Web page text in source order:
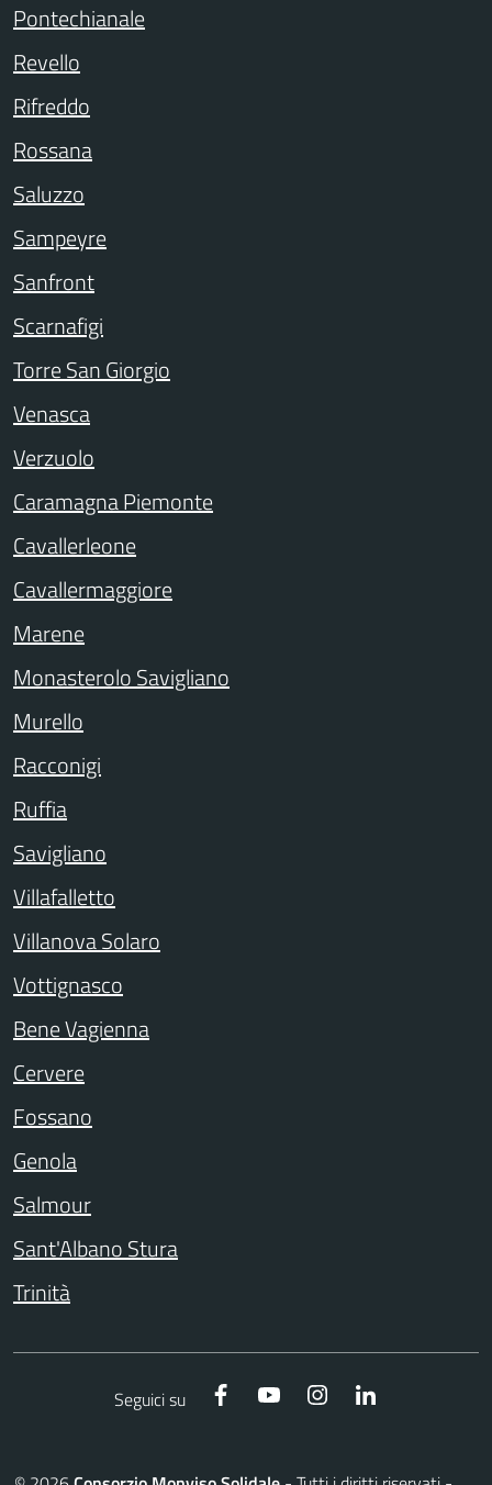
Pontechianale
Revello
Rifreddo
Rossana
Saluzzo
Sampeyre
Sanfront
Scarnafigi
Torre San Giorgio
Venasca
Verzuolo
Caramagna Piemonte
Cavallerleone
Cavallermaggiore
Marene
Monasterolo Savigliano
Murello
Racconigi
Ruffia
Savigliano
Villafalletto
Villanova Solaro
Vottignasco
Bene Vagienna
Cervere
Fossano
Genola
Salmour
Sant'Albano Stura
Trinità
Seguici su FacebookYouTubeInstagram